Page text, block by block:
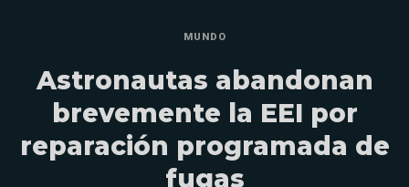
MUNDO
Astronautas abandonan
brevemente la EEI por
reparación programada de
fugas